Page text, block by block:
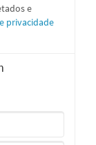
privacidade